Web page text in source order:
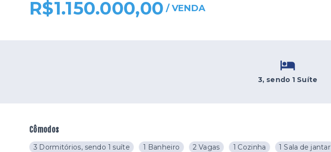
R$1.150.000,00 /VENDA
3, sendo 1 Suíte
Cômodos
3 Dormitórios, sendo 1 suíte 1 Banheiro 2 Vagas 1 Cozinha 1 Sala de jantar